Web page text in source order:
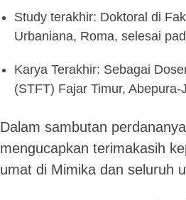
Study terakhir: Doktoral di
Urbaniana, Roma, selesai
Karya Terakhir: Sebagai
(STFT) Fajar Timur,
Dalam sambutan
mengucapkan terimakasih
umat di Mimika dan seluruh